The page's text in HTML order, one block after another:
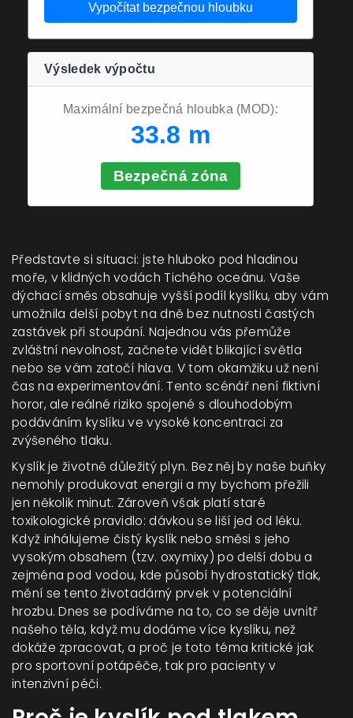
Vypočítat bezpečnou hloubku
Výsledek výpočtu
Maximální bezpečná hloubka (MOD):
33.8 m
Bezpečná zóna
Představte si situaci: jste hluboko pod hladinou
moře, v klidných vodách Tichého oceánu. Vaše
dýchací směs obsahuje vyšší podíl kyslíku, aby vám
umožnila delší pobyt na dně bez nutnosti častých
zastávek při stoupání. Najednou vás přemůže
zvláštní nevolnost, začnete vidět blikající světla
nebo se vám zatočí hlava. V tom okamžiku už není
čas na experimentování. Tento scénář není fiktivní
horor, ale reálné riziko spojené s dlouhodobým
podáváním kyslíku ve vysoké koncentraci za
zvýšeného tlaku.
Kyslík je životně důležitý plyn. Bez něj by naše buňky
nemohly produkovat energii a my bychom přežili
jen několik minut. Zároveň však platí staré
toxikologické pravidlo: dávkou se liší jed od léku.
Když inhálujeme čistý kyslík nebo směsi s jeho
vysokým obsahem (tzv. oxymixy) po delší dobu a
zejména pod vodou, kde působí hydrostatický tlak,
mění se tento životadárný prvek v potenciální
hrozbu. Dnes se podíváme na to, co se děje uvnitř
našeho těla, když mu dodáme více kyslíku, než
dokáže zpracovat, a proč je toto téma kritické jak
pro sportovní potápěče, tak pro pacienty v
intenzivní péči.